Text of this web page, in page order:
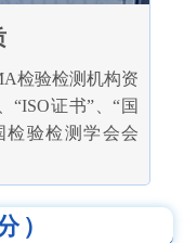
检验检测机构资
“ISO证书”、“国
检验检测学会会
）